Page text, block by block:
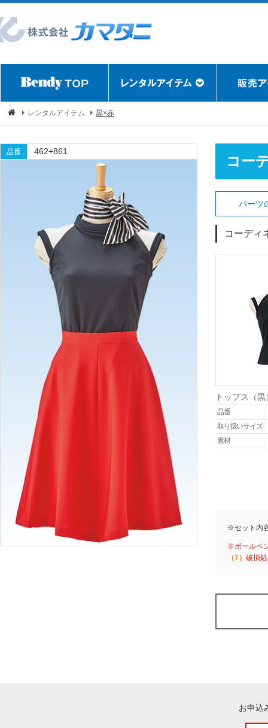
レンタルアイテム 黒×赤
品番 462+861
コー
パーツ
コーディ
トップス（黒
品番
取り扱いサイズ
素材
※セット内
※ボールペ
（7） 破損
お申込